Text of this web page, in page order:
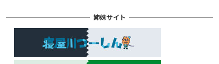
姉妹サイト